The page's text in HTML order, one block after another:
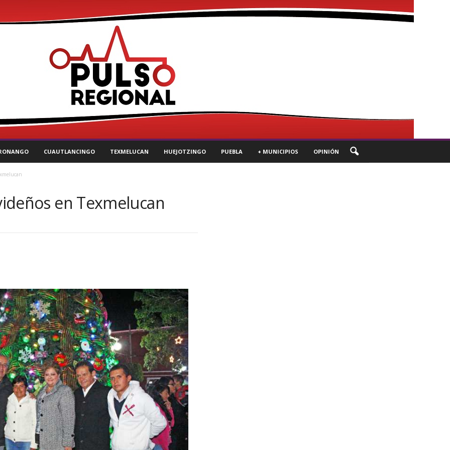
CUAUTLANCINGO TEXMELUCAN HUEJOTZINGO PUEBLA + MUNICIPIOS OPINIÓN
en Texmelucan